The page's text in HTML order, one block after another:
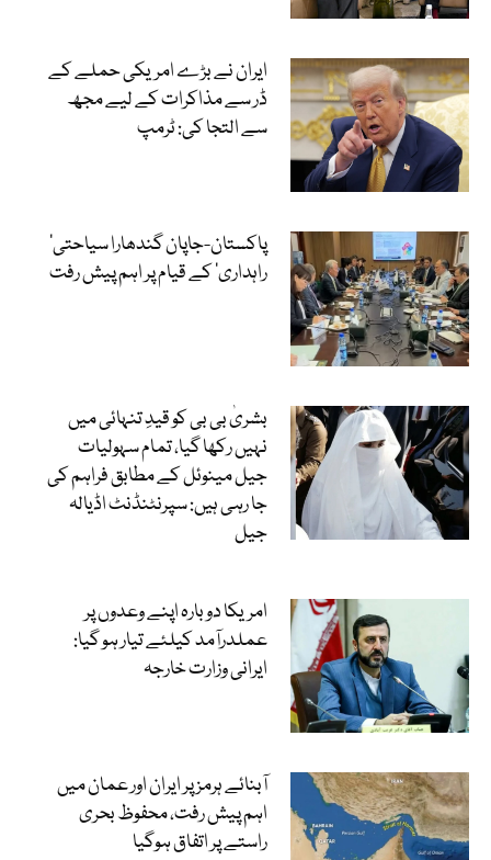
ایران نے بڑے امریکی حملے کے
ڈر سے مذاکرات کے لیے مجھ
سے التجا کی: ٹرمپ
‘پاکستان-جاپان گندھارا سیاحتی
راہداری’ کے قیام پر اہم پیش رفت
بشریٰ بی بی کو قیدِ تنہائی میں
نہیں رکھا گیا، تمام سہولیات
جیل مینوئل کے مطابق فراہم کی
جا رہی ہیں: سپرنٹنڈنٹ اڈیالہ
جیل
امریکا دوبارہ اپنے وعدوں پر
عملدرآمد کیلئے تیار ہو گیا:
ایرانی وزارت خارجہ
آبنائے ہرمز پر ایران اور عمان میں
اہم پیش رفت، محفوظ بحری
راستے پر اتفاق ہوگیا